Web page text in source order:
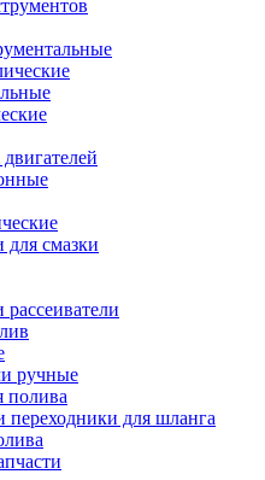
смазки
ручные
полива
переходники для шланга